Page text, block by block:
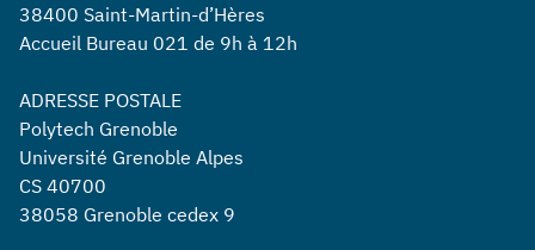
38400 Saint-Martin-d’Hères
Accueil Bureau 021 de 9h à 12h
ADRESSE POSTALE
Polytech Grenoble
Université Grenoble Alpes
CS 40700
38058 Grenoble cedex 9